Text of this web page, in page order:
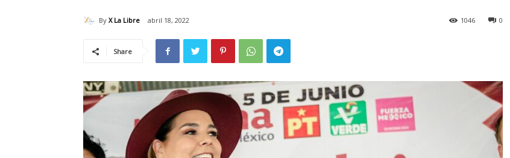
By X La Libre abril 18, 2022 0
1046
Share